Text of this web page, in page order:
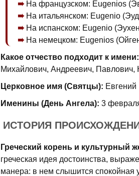
На французском: Eugenios
На итальянском: Eugenio
На испанском: Eugenio
На немецком: Eugenios
Какое отчество подходит к имени:
Михайлович, Андреевич, Павлович,
Церковное имя (Святцы): Евгений
Именины (День Ангела): 3
ИСТОРИЯ
Греческий корень и культурный
греческая идея достоинства,
манера: в нем слышится спокойная